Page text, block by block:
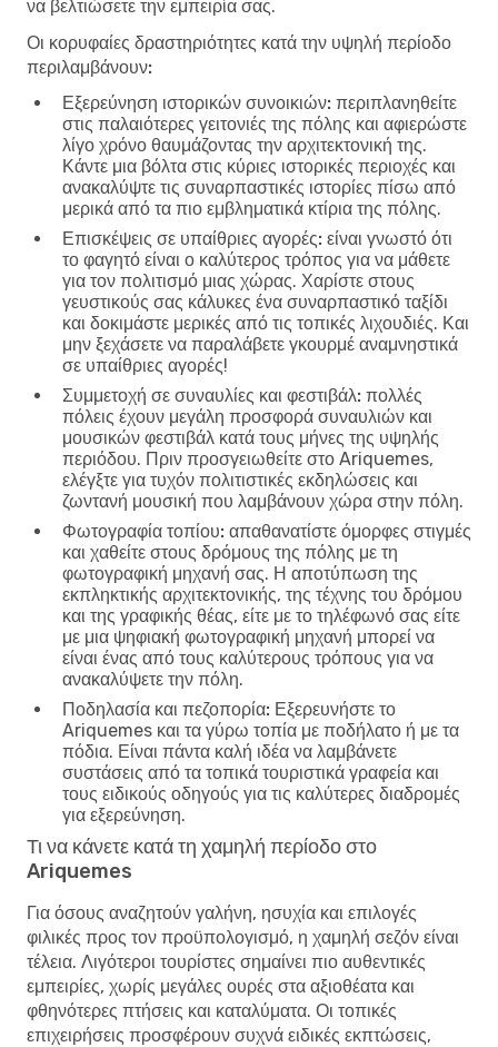
να βελτιώσετε την εμπειρία σας.
Οι κορυφαίες δραστηριότητες κατά την υψηλή περίοδο
περιλαμβάνουν:
Εξερεύνηση ιστορικών συνοικιών: περιπλανηθείτε
στις παλαιότερες γειτονιές της πόλης και αφιερώστε
λίγο χρόνο θαυμάζοντας την αρχιτεκτονική της.
Κάντε μια βόλτα στις κύριες ιστορικές περιοχές και
ανακαλύψτε τις συναρπαστικές ιστορίες πίσω από
μερικά από τα πιο εμβληματικά κτίρια της πόλης.
Επισκέψεις σε υπαίθριες αγορές: είναι γνωστό ότι
το φαγητό είναι ο καλύτερος τρόπος για να μάθετε
για τον πολιτισμό μιας χώρας. Χαρίστε στους
γευστικούς σας κάλυκες ένα συναρπαστικό ταξίδι
και δοκιμάστε μερικές από τις τοπικές λιχουδιές. Και
μην ξεχάσετε να παραλάβετε γκουρμέ αναμνηστικά
σε υπαίθριες αγορές!
Συμμετοχή σε συναυλίες και φεστιβάλ: πολλές
πόλεις έχουν μεγάλη προσφορά συναυλιών και
μουσικών φεστιβάλ κατά τους μήνες της υψηλής
περιόδου. Πριν προσγειωθείτε στο Ariquemes,
ελέγξτε για τυχόν πολιτιστικές εκδηλώσεις και
ζωντανή μουσική που λαμβάνουν χώρα στην πόλη.
Φωτογραφία τοπίου: απαθανατίστε όμορφες στιγμές
και χαθείτε στους δρόμους της πόλης με τη
φωτογραφική μηχανή σας. Η αποτύπωση της
εκπληκτικής αρχιτεκτονικής, της τέχνης του δρόμου
και της γραφικής θέας, είτε με το τηλέφωνό σας είτε
με μια ψηφιακή φωτογραφική μηχανή μπορεί να
είναι ένας από τους καλύτερους τρόπους για να
ανακαλύψετε την πόλη.
Ποδηλασία και πεζοπορία: Εξερευνήστε το
Ariquemes και τα γύρω τοπία με ποδήλατο ή με τα
πόδια. Είναι πάντα καλή ιδέα να λαμβάνετε
συστάσεις από τα τοπικά τουριστικά γραφεία και
τους ειδικούς οδηγούς για τις καλύτερες διαδρομές
για εξερεύνηση.
Τι να κάνετε κατά τη χαμηλή περίοδο στο
Ariquemes
Για όσους αναζητούν γαλήνη, ησυχία και επιλογές
φιλικές προς τον προϋπολογισμό, η χαμηλή σεζόν είναι
τέλεια. Λιγότεροι τουρίστες σημαίνει πιο αυθεντικές
εμπειρίες, χωρίς μεγάλες ουρές στα αξιοθέατα και
φθηνότερες πτήσεις και καταλύματα. Οι τοπικές
επιχειρήσεις προσφέρουν συχνά ειδικές εκπτώσεις,